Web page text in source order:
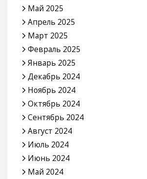
Май 2025
Апрель 2025
Март 2025
Февраль 2025
Январь 2025
Декабрь 2024
Ноябрь 2024
Октябрь 2024
Сентябрь 2024
Август 2024
Июль 2024
Июнь 2024
Май 2024